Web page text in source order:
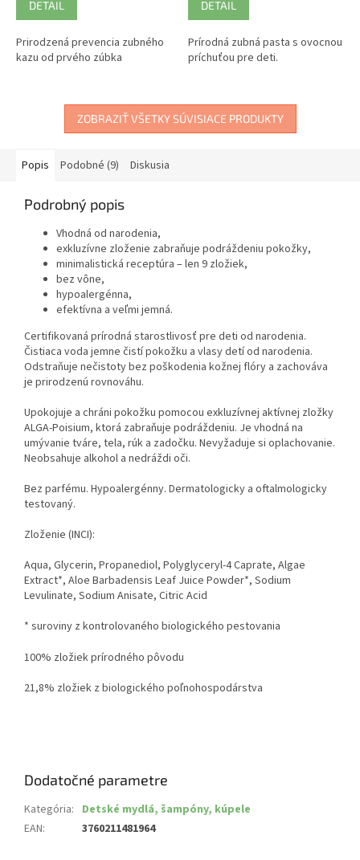
DETAIL
Prirodzená prevencia zubného
kazu od prvého zúbka
DETAIL
Prírodná zubná pasta s ovocnou
príchuťou pre deti.
ZOBRAZIŤ VŠETKY SÚVISIACE PRODUKTY
Popis Podobné (9) Diskusia
Podrobný popis
Vhodná od narodenia,
exkluzívne zloženie zabraňuje podráždeniu pokožky,
minimalistická receptúra – len 9 zložiek,
bez vône,
hypoalergénna,
efektívna a veľmi jemná.
Certifikovaná prírodná starostlivosť pre deti od narodenia.
Čistiaca voda jemne čistí pokožku a vlasy detí od narodenia.
Odstraňuje nečistoty bez poškodenia kožnej flóry a zachováva
je prirodzenú rovnováhu.
Upokojuje a chráni pokožku pomocou exkluzívnej aktívnej zložky
ALGA-Poisium, ktorá zabraňuje podráždeniu. Je vhodná na
umývanie tváre, tela, rúk a zadočku. Nevyžaduje si oplachovanie.
Neobsahuje alkohol a nedráždi oči.
Bez parfému. Hypoalergénny. Dermatologicky a oftalmologicky
testovaný.
Zloženie (INCI):
Aqua, Glycerin, Propanediol, Polyglyceryl-4 Caprate, Algae
Extract*, Aloe Barbadensis Leaf Juice Powder*, Sodium
Levulinate, Sodium Anisate, Citric Acid
* suroviny z kontrolovaného biologického pestovania
100% zložiek prírodného pôvodu
21,8% zložiek z biologického poľnohospodárstva
Dodatočné parametre
Kategória: Detské mydlá, šampóny, kúpele
EAN: 3760211481964